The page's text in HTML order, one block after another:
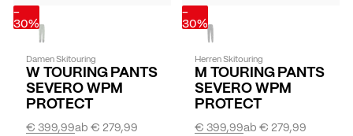
-
30%
Damen Skitouring
W TOURING PANTS
SEVERO WPM
PROTECT
ab€ 279,99
€ 399,99
-
30%
Herren Skitouring
M TOURING PANTS
SEVERO WPM
PROTECT
ab€ 279,99
€ 399,99